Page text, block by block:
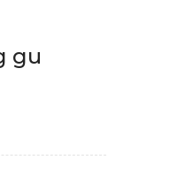
gu